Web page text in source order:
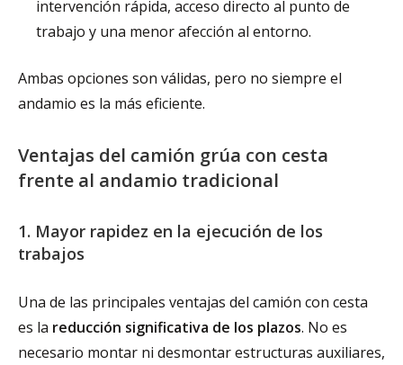
intervención rápida, acceso directo al punto de
trabajo y una menor afección al entorno.
Ambas opciones son válidas, pero no siempre el
andamio es la más eficiente.
Ventajas del camión grúa con cesta
frente al andamio tradicional
1. Mayor rapidez en la ejecución de los
trabajos
Una de las principales ventajas del camión con cesta
es la reducción significativa de los plazos. No es
necesario montar ni desmontar estructuras auxiliares,